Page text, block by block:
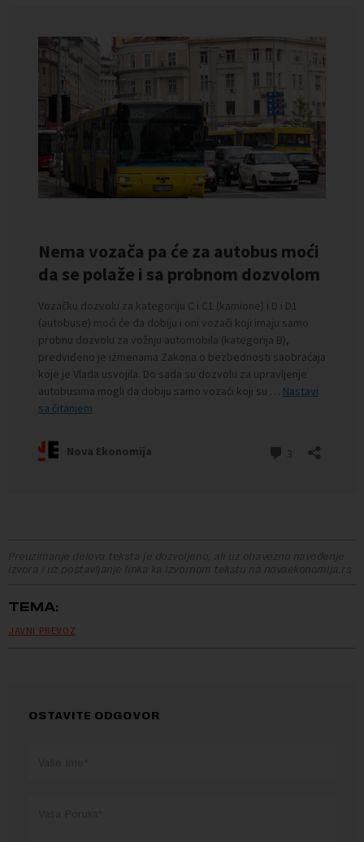
Preuzimanje delova teksta je dozvoljeno, ali uz obavezno navođenje
izvora i uz postavljanje linka ka izvornom tekstu na novaekonomija.rs
TEMA:
JAVNI PREVOZ
OSTAVITE ODGOVOR